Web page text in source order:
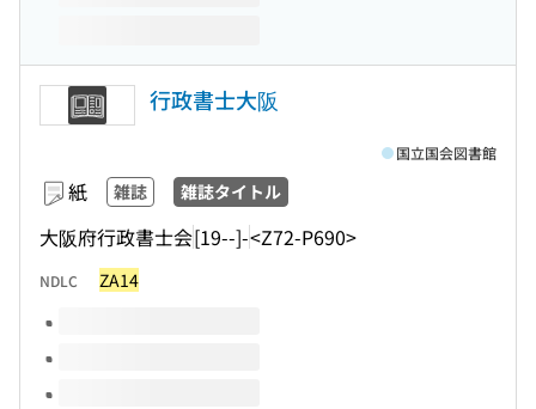
行政書士大阪
紙 雑誌 雑誌タイトル
大阪府行政書士会[19--]-<Z72-P690>
国立国会図書館
NDLC ZA14
このタイトルの巻号